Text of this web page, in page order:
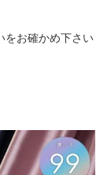
をお確かめ下さい